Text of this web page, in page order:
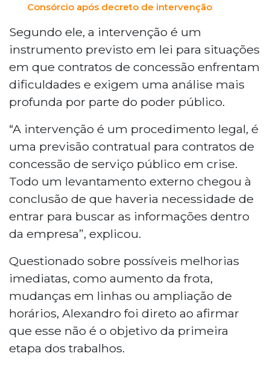
Consórcio após decreto de intervenção
Segundo ele, a intervenção é um
instrumento previsto em lei para situações
em que contratos de concessão enfrentam
dificuldades e exigem uma análise mais
profunda por parte do poder público.
“A intervenção é um procedimento legal, é
uma previsão contratual para contratos de
concessão de serviço público em crise.
Todo um levantamento externo chegou à
conclusão de que haveria necessidade de
entrar para buscar as informações dentro
da empresa”, explicou.
Questionado sobre possíveis melhorias
imediatas, como aumento da frota,
mudanças em linhas ou ampliação de
horários, Alexandro foi direto ao afirmar
que esse não é o objetivo da primeira
etapa dos trabalhos.